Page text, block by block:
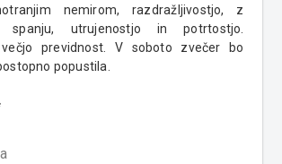
nemirom, razdražljivostjo, z
utrujenostjo in potrtostjo.
večjo previdnost. V soboto zvečer bo
popustila.